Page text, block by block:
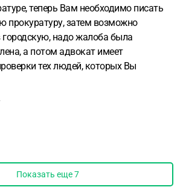
теперь Вам необходимо писать
прокуратуру, затем возможно
городскую, надо жалоба была
а потом адвокат имеет
тех людей, которых Вы
Показать еще7